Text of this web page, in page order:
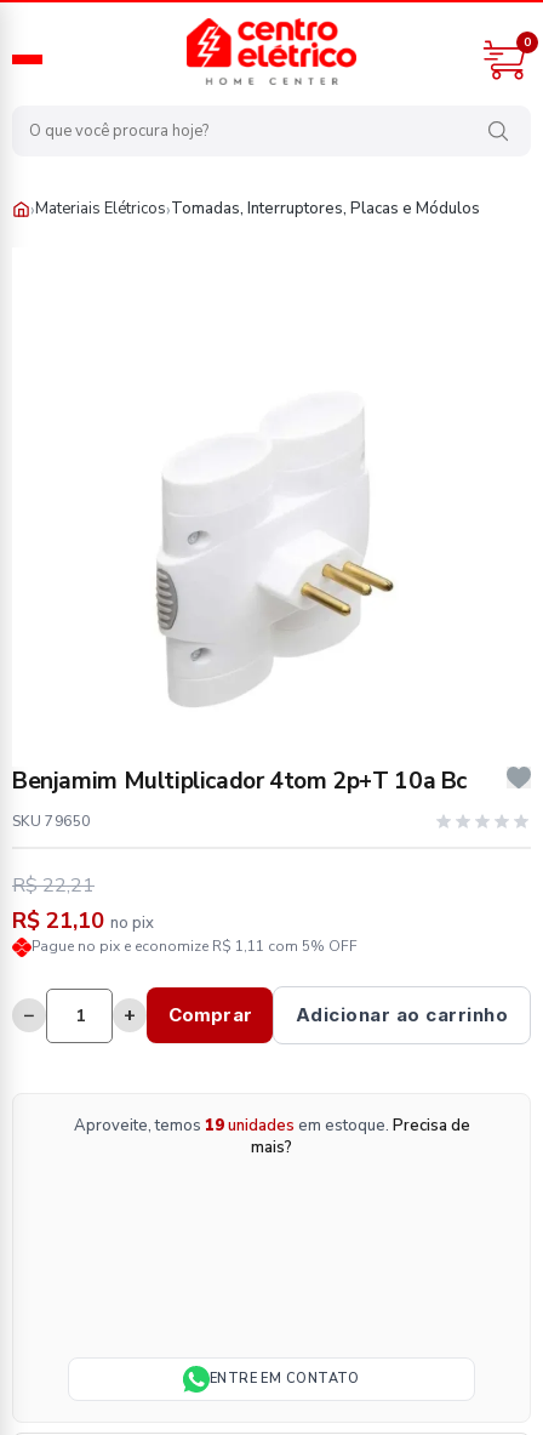
0
›Materiais Elétricos›Tomadas, Interruptores, Placas e Módulos
Benjamim Multiplicador 4tom 2p+T 10a Bc
SKU 79650
R$ 22,21
R$ 21,10 no pix
Pague no pix e economize R$ 1,11 com 5% OFF
− + Comprar Adicionar ao carrinho
Aproveite, temos 19unidades em estoque. Precisa de
mais?
ENTRE EM CONTATO